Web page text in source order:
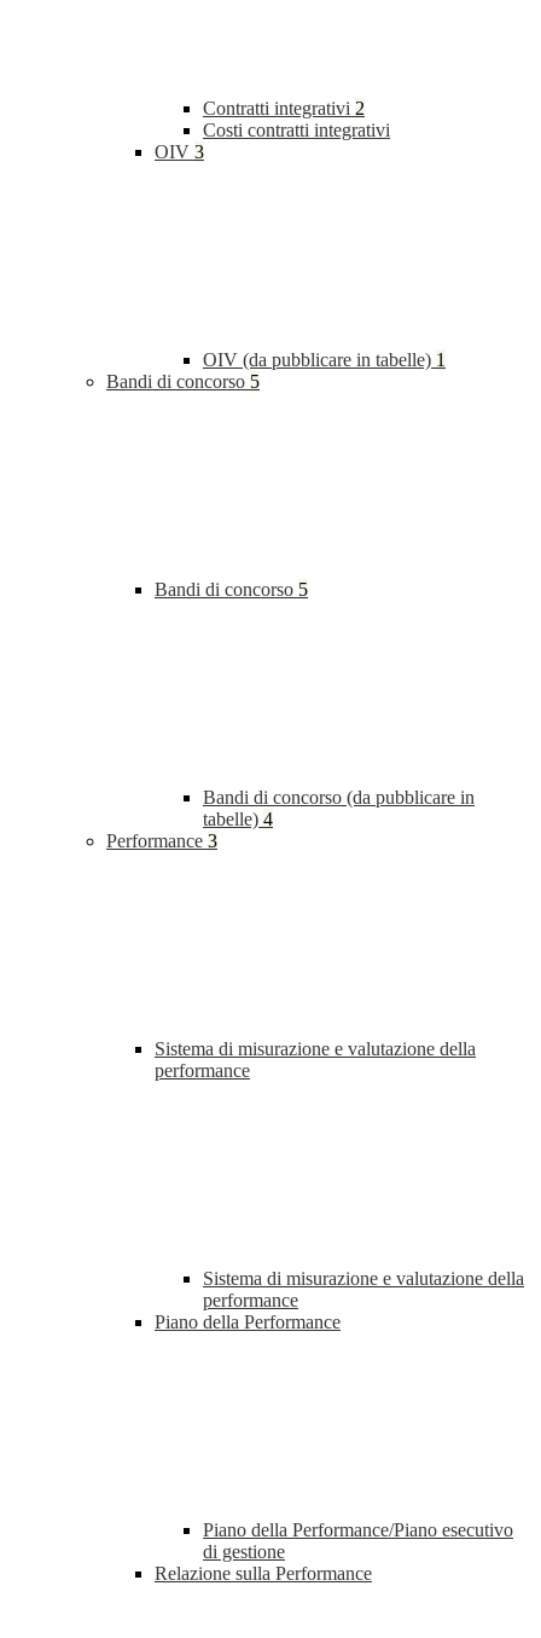
Contratti integrativi 2
Costi contratti integrativi
OIV 3
OIV (da pubblicare in tabelle) 1
Bandi di concorso 5
Bandi di concorso 5
Bandi di concorso (da pubblicare in
tabelle) 4
Performance 3
Sistema di misurazione e valutazione della
performance
Sistema di misurazione e valutazione della
performance
Piano della Performance
Piano della Performance/Piano esecutivo
di gestione
Relazione sulla Performance